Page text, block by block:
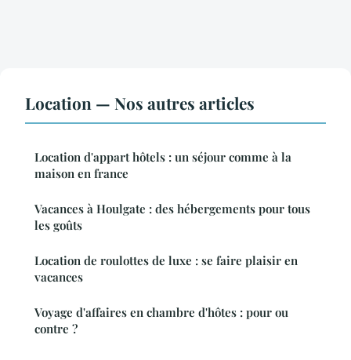
Location — Nos autres articles
Location d'appart hôtels : un séjour comme à la
maison en france
Vacances à Houlgate : des hébergements pour tous
les goûts
Location de roulottes de luxe : se faire plaisir en
vacances
Voyage d'affaires en chambre d'hôtes : pour ou
contre ?